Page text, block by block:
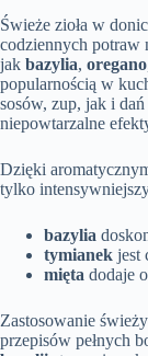
Świeże zioła w
codziennych potraw
jak bazylia, oregano
popularnością w
sosów, zup, jak i
niepowtarzalne
Dzięki
tylko
bazylia
tymianek jest
mięta dodaje
Zastosowanie
przepisów pełnych